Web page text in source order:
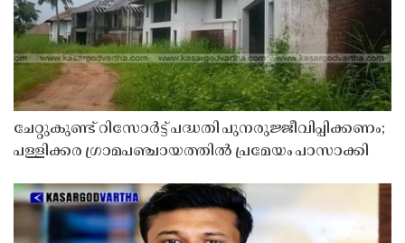
ചേറ്റുകുണ്ട് റിസോർട്ട് പദ്ധതി പുനരുജ്ജീവിപ്പിക്കണം;
പള്ളിക്കര ഗ്രാമപഞ്ചായത്തിൽ പ്രമേയം പാസാക്കി